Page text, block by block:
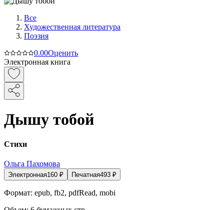
Все
Художественная литература
Поэзия
0.00Оценить
Электронная книга
Дышу тобой
Стихи
Ольга Пахомова
Электронная160 ₽ Печатная493 ₽
Формат: epub, fb2, pdfRead, mobi